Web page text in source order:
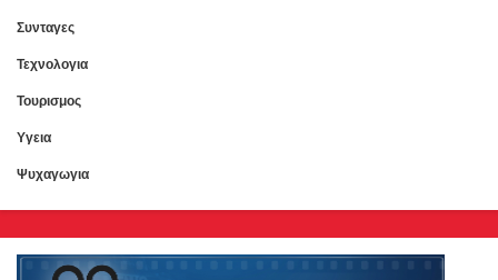
Συνταγες
Τεχνολογια
Τουρισμος
Υγεια
Ψυχαγωγια